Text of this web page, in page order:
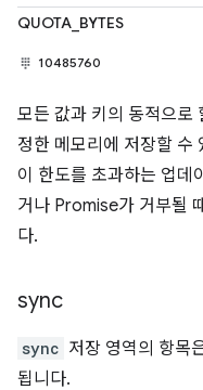
QUOTA_BYTES
10485760
모든 값과 키의 동적으로
정한 메모리에 저장할 수
이 한도를 초과하는 업데
거나 Promise가 거부될
다.
sync
sync 저장 영역의 항목
됩니다.